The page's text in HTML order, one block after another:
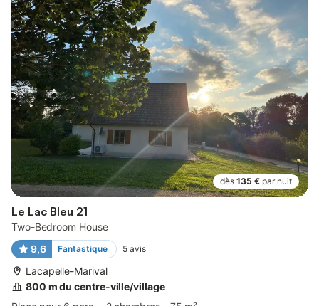
dès 135 € par nuit
Le Lac Bleu 21
Two-Bedroom House
9,6
Fantastique 5 avis
Lacapelle-Marival
800 m du centre-ville/village